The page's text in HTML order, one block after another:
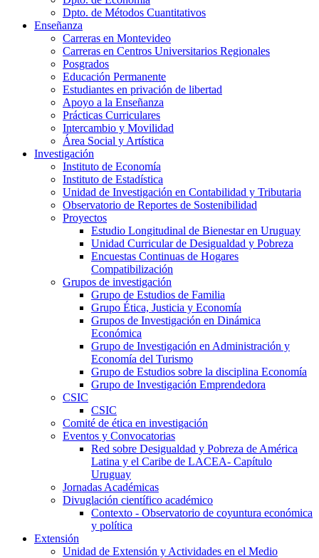
Dpto. de Métodos Cuantitativos
Enseñanza
Carreras en Montevideo
Carreras en Centros Universitarios Regionales
Posgrados
Educación Permanente
Estudiantes en privación de libertad
Apoyo a la Enseñanza
Prácticas Curriculares
Intercambio y Movilidad
Área Social y Artística
Investigación
Instituto de Economía
Instituto de Estadística
Unidad de Investigación en Contabilidad y Tributaria
Observatorio de Reportes de Sostenibilidad
Proyectos
Estudio Longitudinal de Bienestar en Uruguay
Unidad Curricular de Desigualdad y Pobreza
Encuestas Continuas de Hogares
Compatibilización
Grupos de investigación
Grupo de Estudios de Familia
Grupo Ética, Justicia y Economía
Grupos de Investigación en Dinámica
Económica
Grupo de Investigación en Administración y
Economía del Turismo
Grupo de Estudios sobre la disciplina Economía
Grupo de Investigación Emprendedora
CSIC
CSIC
Comité de ética en investigación
Eventos y Convocatorias
Red sobre Desigualdad y Pobreza de América
Latina y el Caribe de LACEA- Capítulo
Uruguay
Jornadas Académicas
Divuglación científico académico
Contexto - Observatorio de coyuntura económica
y política
Extensión
Unidad de Extensión y Actividades en el Medio